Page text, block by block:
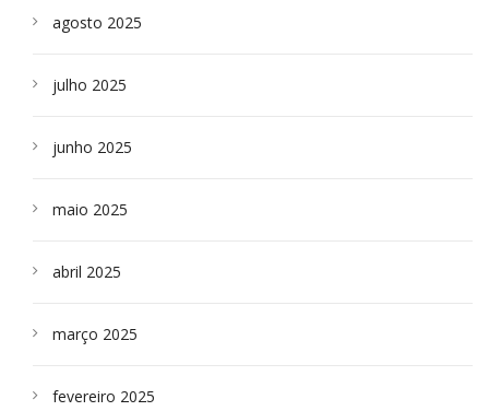
agosto 2025
julho 2025
junho 2025
maio 2025
abril 2025
março 2025
fevereiro 2025